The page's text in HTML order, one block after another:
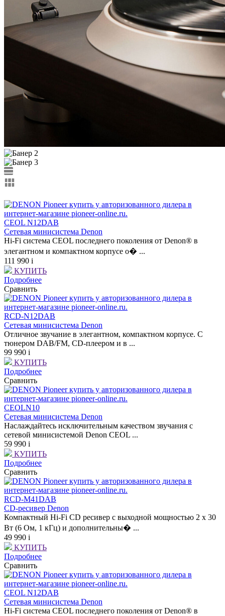
CEOL N12DAB
Сетевая минисистема Denon
Hi-Fi система CEOL последнего поколения от Denon® в
элегантном и компактном корпусе о� ...
111 990 i
КУПИТЬ
Подробнее
Сравнить
RCD-N12DAB
Сетевая минисистема Denon
Отличное звучание в элегантном, компактном корпусе. С
тюнером DAB/FM, CD-плеером и в ...
99 990 i
КУПИТЬ
Подробнее
Сравнить
CEOLN10
Сетевая минисистема Denon
Наслаждайтесь исключительным качеством звучания с
сетевой минисистемой Denon CEOL ...
59 990 i
КУПИТЬ
Подробнее
Сравнить
RCD-M41DAB
CD-ресивер Denon
Компактный Hi-Fi CD ресивер с выходной мощностью 2 x 30
Вт (6 Ом, 1 кГц) и дополнительны� ...
49 990 i
КУПИТЬ
Подробнее
Сравнить
CEOL N12DAB
Сетевая минисистема Denon
Hi-Fi система CEOL последнего поколения от Denon® в